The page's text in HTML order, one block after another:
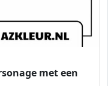
met een